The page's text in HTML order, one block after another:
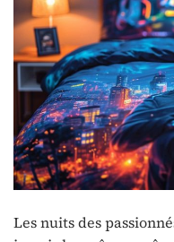
Les nuits des